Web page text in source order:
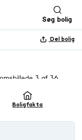
Søg bolig
Del bolig
+ 35 BILLEDER
Boligfakta